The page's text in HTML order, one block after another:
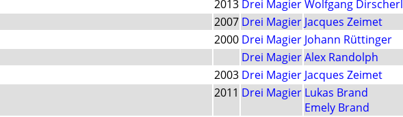
2013 Drei MagierWolfgang Dirscherl
2007 Drei Magier Jacques Zeimet
2000 Drei Magier Johann Rüttinger
Drei MagierAlex Randolph
2003 Drei Magier Jacques Zeimet
2011 Drei Magier Lukas Brand
Emely Brand